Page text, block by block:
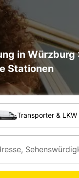
in Würzburg
Stationen
Fahrzeug?
Transporter & LKW